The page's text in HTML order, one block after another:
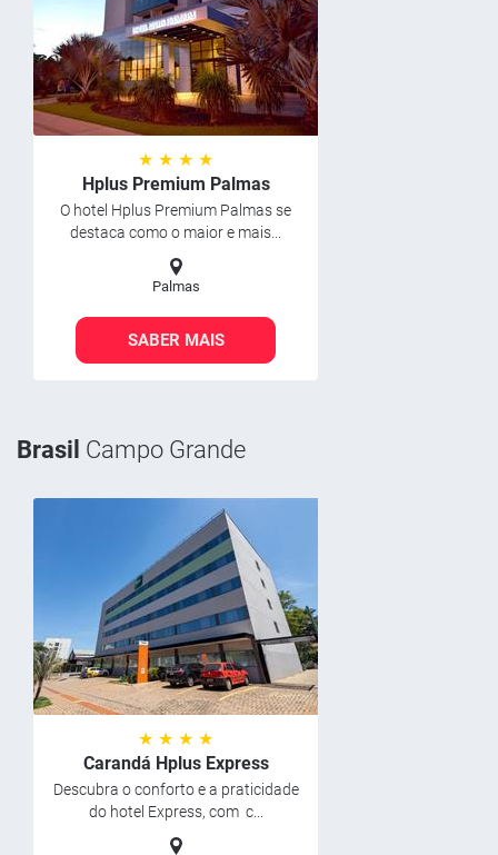
★ ★ ★ ★
Hplus Premium Palmas
O hotel Hplus Premium Palmas se
destaca como o maior e mais...
Palmas
SABER MAIS
Brasil Campo Grande
★ ★ ★ ★
Carandá Hplus Express
Descubra o conforto e a praticidade
do hotel Express, com c...